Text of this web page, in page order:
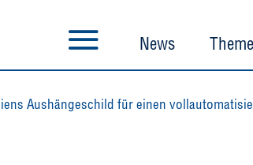
News
Aushängeschild für einen